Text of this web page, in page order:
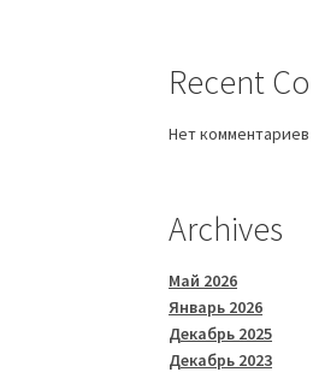
Recent
Нет
Archives
Май 2026
Январь 2026
Декабрь 2025
Декабрь 2023